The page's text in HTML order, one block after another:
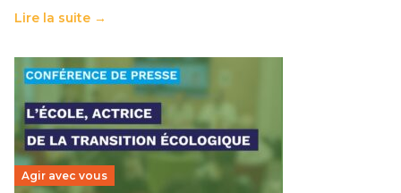
Lire la suite →
Agir avec vous